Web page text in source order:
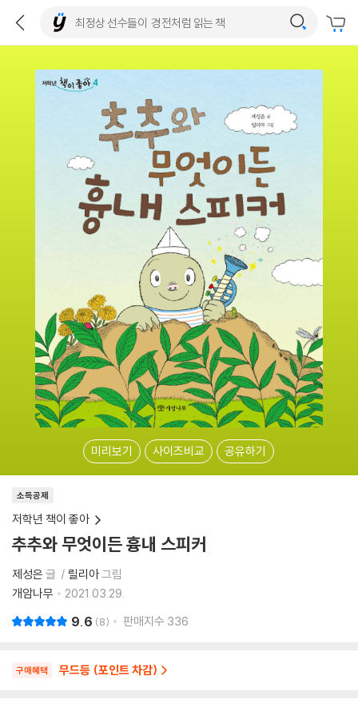
미리보기 사이즈비교 공유하기
소득공제
저학년 책이 좋아
추추와 무엇이든 흉내 스피커
제성은 글 릴리아그림
개암나무
2021.03.29.
9.6 8 판매지수 336
구매혜택 무드등 (포인트 차감)